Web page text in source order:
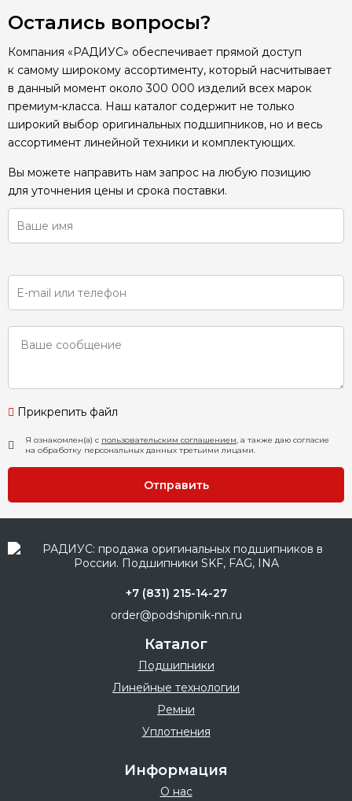
Остались вопросы?
Компания «РАДИУС» обеспечивает прямой доступ
к самому широкому ассортименту, который насчитывает
в данный момент около 300 000 изделий всех марок
премиум-класса. Наш каталог содержит не только
широкий выбор оригинальных подшипников, но и весь
ассортимент линейной техники и комплектующих.
Вы можете направить нам запрос на любую позицию
для уточнения цены и срока поставки.
Прикрепить файл
Я ознакомлен(а) с пользовательским соглашением, а также даю согласие
на обработку персональных данных третьими лицами.
Отправить
+7 (831) 215-14-27
order@podshipnik-nn.ru
Каталог
Подшипники
Линейные технологии
Ремни
Уплотнения
Информация
О нас